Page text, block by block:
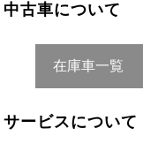
中古車について
在庫車一覧
サービスについて